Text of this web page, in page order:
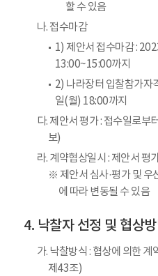
할 수 있음
나. 접수마감
1) 제안서 접수마감 :
13:00~15:00까지
2) 나라장터 입찰참가자
일(월) 18:00까지
다. 제안서 평가 : 접수일로부
보)
라. 계약협상일시 : 제안서 평
※ 제안서 심사·평가 및 우
에 따라 변동될 수 있음
낙찰자 선정 및 협상
가. 낙찰방식 : 협상에 의한 계
제43조)